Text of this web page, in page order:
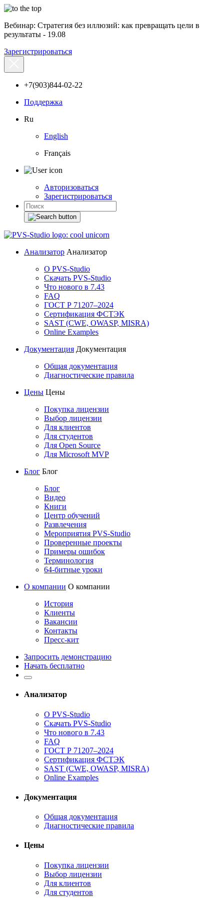
Вебинар: Стратегия без иллюзий: как превращать цели в
результаты - 19.08
Зарегистрироваться
+7(903)844-02-22
Поддержка
Ru
English
Français
Авторизоваться
Зарегистрироваться
Анализатор Анализатор
О PVS-Studio
Скачать PVS-Studio
Что нового в 7.43
FAQ
ГОСТ Р 71207–2024
Сертификация ФСТЭК
SAST (CWE, OWASP, MISRA)
Online Examples
Документация Документация
Общая документация
Диагностические правила
Цены Цены
Покупка лицензии
Выбор лицензии
Для клиентов
Для студентов
Для Open Source
Для Microsoft MVP
Блог Блог
Блог
Видео
Книги
Центр обучений
Развлечения
Мероприятия PVS-Studio
Проверенные проекты
Примеры ошибок
Терминология
64-битные уроки
О компании О компании
История
Клиенты
Вакансии
Контакты
Пресс-кит
Запросить демонстрацию
Начать бесплатно
Анализатор
О PVS-Studio
Скачать PVS-Studio
Что нового в 7.43
FAQ
ГОСТ Р 71207–2024
Сертификация ФСТЭК
SAST (CWE, OWASP, MISRA)
Online Examples
Документация
Общая документация
Диагностические правила
Цены
Покупка лицензии
Выбор лицензии
Для клиентов
Для студентов